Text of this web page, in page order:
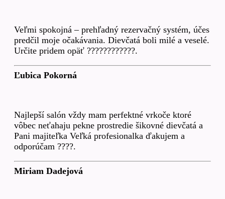
Veľmi spokojná – prehľadný rezervačný systém, účes
predčil moje očakávania. Dievčatá boli milé a veselé.
Určite pridem opäť ????????????.
Ľubica Pokorná
Najlepší salón vždy mam perfektné vrkoče ktoré
vôbec neťahaju pekne prostredie šikovné dievčatá a
Pani majiteľka Veľká profesionalka ďakujem a
odporúčam ????.
Miriam Dadejová